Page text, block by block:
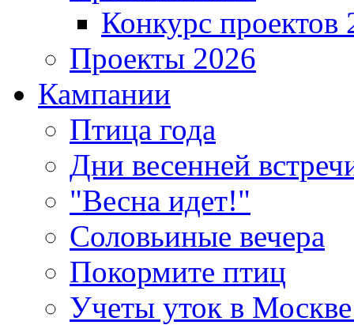
Конкурс проектов
Проекты 2026
Кампании
Птица года
Дни весенней
"Весна идет!"
Соловьиные вечера
Покормите птиц
Учеты уток в